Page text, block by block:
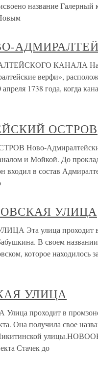
название Галерный
КАНАЛА
верфи»,
1738 года, когда
ОСТРОВ
Ново-Адмиралтейский
и Мойкой. До
входил в состав
УЛИЦА
улица проходит в
В своем
которое находилось
УЛИЦА
проходит в промзоне
Она получила свое
й Никитинской
Стачек до